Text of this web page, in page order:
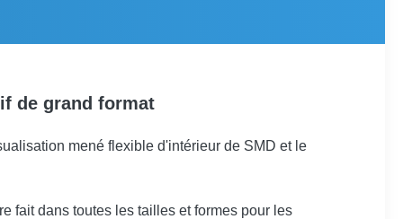
de grand format
mené flexible d'intérieur de SMD et le
fait dans toutes les tailles et formes pour les